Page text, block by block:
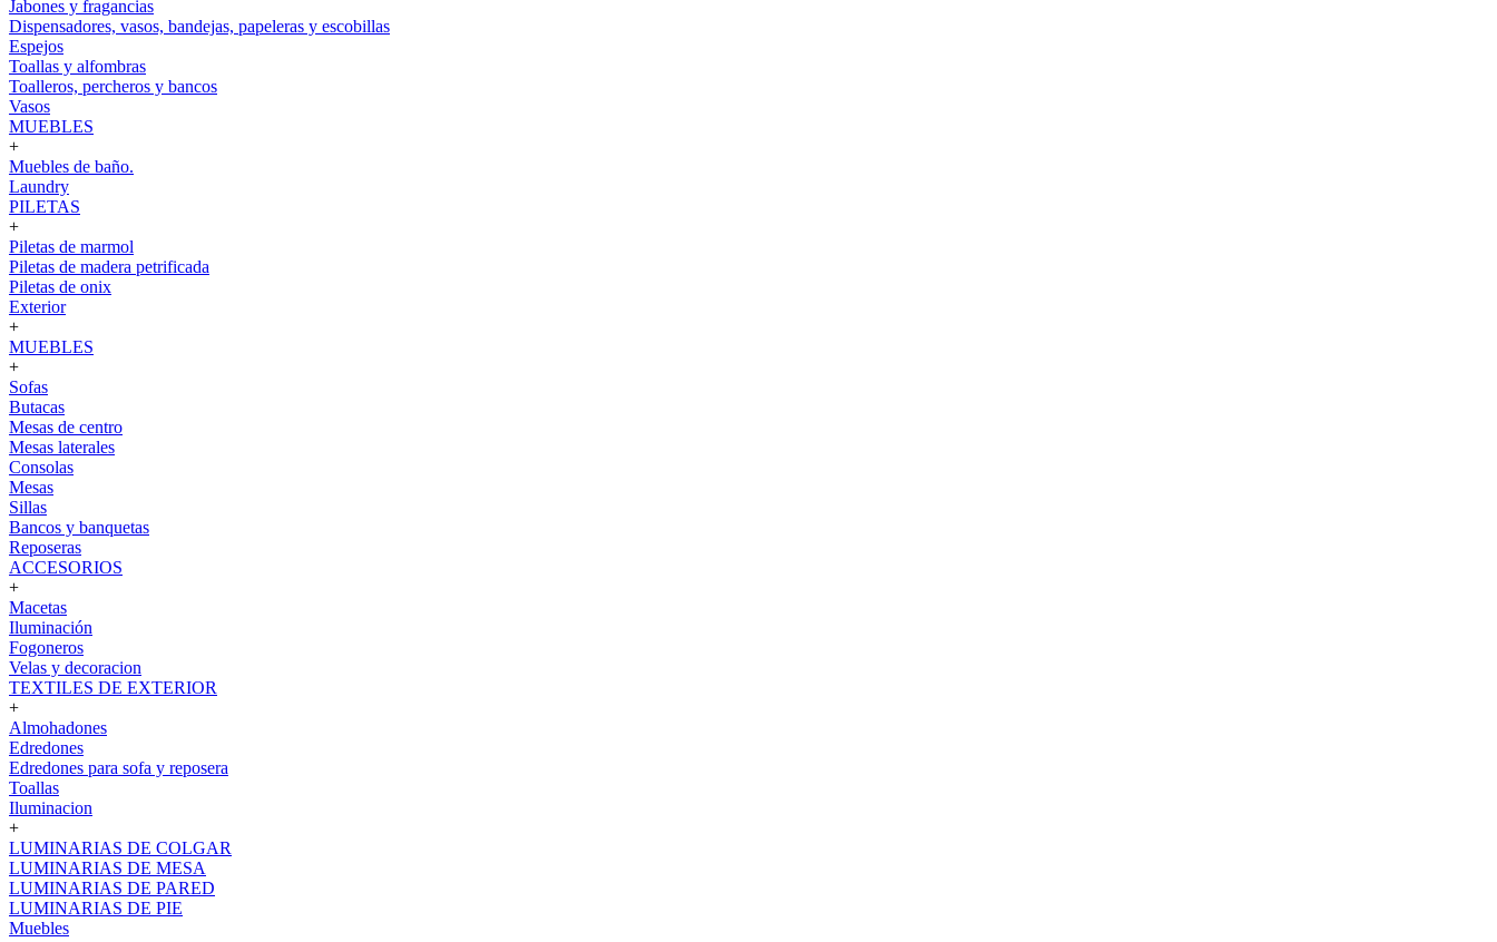
Jabones y fragancias
Dispensadores, vasos, bandejas, papeleras y escobillas
Espejos
Toallas y alfombras
Toalleros, percheros y bancos
Vasos
MUEBLES
+
Muebles de baño.
Laundry
PILETAS
+
Piletas de marmol
Piletas de madera petrificada
Piletas de onix
Exterior
+
MUEBLES
+
Sofas
Butacas
Mesas de centro
Mesas laterales
Consolas
Mesas
Sillas
Bancos y banquetas
Reposeras
ACCESORIOS
+
Macetas
Iluminación
Fogoneros
Velas y decoracion
TEXTILES DE EXTERIOR
+
Almohadones
Edredones
Edredones para sofa y reposera
Toallas
Iluminacion
+
LUMINARIAS DE COLGAR
LUMINARIAS DE MESA
LUMINARIAS DE PARED
LUMINARIAS DE PIE
Muebles